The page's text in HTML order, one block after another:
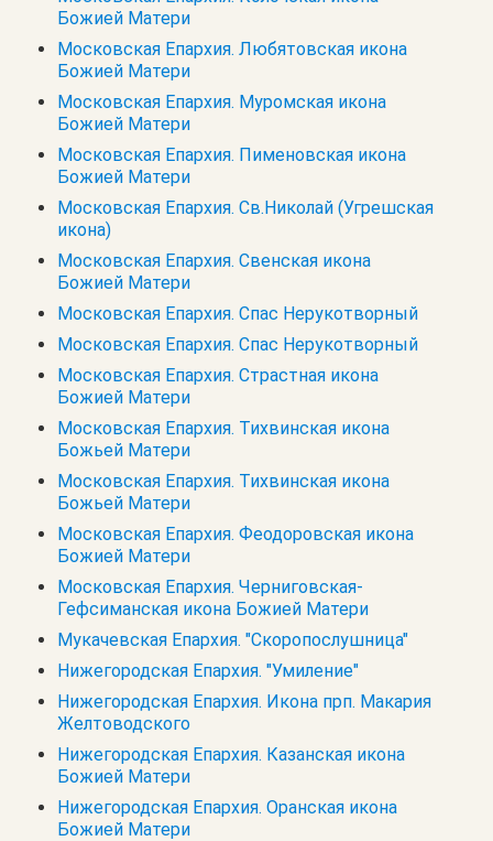
Божией Матери
Московская Епархия. Любятовская икона
Божией Матери
Московская Епархия. Муромская икона
Божией Матери
Московская Епархия. Пименовская икона
Божией Матери
Московская Епархия. Св.Николай (Угрешская
икона)
Московская Епархия. Свенская икона
Божией Матери
Московская Епархия. Спас Нерукотворный
Московская Епархия. Спас Нерукотворный
Московская Епархия. Страстная икона
Божией Матери
Московская Епархия. Тихвинская икона
Божьей Матери
Московская Епархия. Тихвинская икона
Божьей Матери
Московская Епархия. Феодоровская икона
Божией Матери
Московская Епархия. Черниговская-
Гефсиманская икона Божией Матери
Мукачевская Епархия. "Скоропослушница"
Нижегородская Епархия. "Умиление"
Нижегородская Епархия. Икона прп. Макария
Желтоводского
Нижегородская Епархия. Казанская икона
Божией Матери
Нижегородская Епархия. Оранская икона
Божией Матери